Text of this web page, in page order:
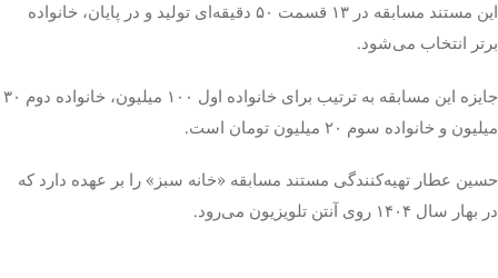
این مستند مسابقه در ۱۳ قسمت ۵۰ دقیقه‌ای تولید و در پایان، خانواده
برتر انتخاب می‌شود.
جایزه این مسابقه به ترتیب برای خانواده اول ۱۰۰ میلیون، خانواده دوم ۳۰
میلیون و خانواده سوم ۲۰ میلیون تومان است.
حسین عطار تهیه‌کنندگی مستند مسابقه «خانه سبز» را بر عهده دارد که
در بهار سال ۱۴۰۴ روی آنتن تلویزیون می‌رود.